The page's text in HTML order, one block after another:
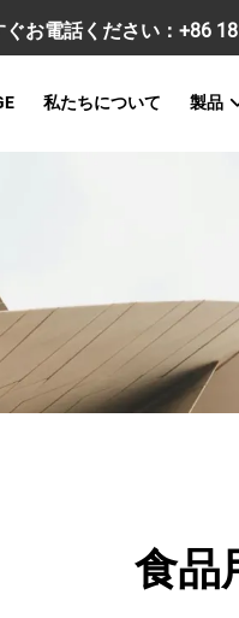
お電話ください： +86
私たちについて 製品
食品